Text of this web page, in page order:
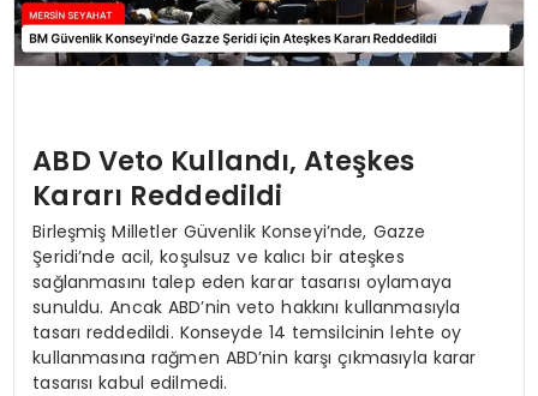
ABD Veto Kullandı, Ateşkes
Kararı Reddedildi
Birleşmiş Milletler Güvenlik Konseyi’nde, Gazze
Şeridi’nde acil, koşulsuz ve kalıcı bir ateşkes
sağlanmasını talep eden karar tasarısı oylamaya
sunuldu. Ancak ABD’nin veto hakkını kullanmasıyla
tasarı reddedildi. Konseyde 14 temsilcinin lehte oy
kullanmasına rağmen ABD’nin karşı çıkmasıyla karar
tasarısı kabul edilmedi.